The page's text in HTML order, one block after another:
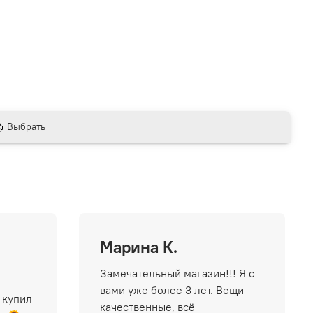
Выбрать
Марина К.
Замечательный магазин!!! Я с
вами уже более 3 лет. Вещи
качественные, всё